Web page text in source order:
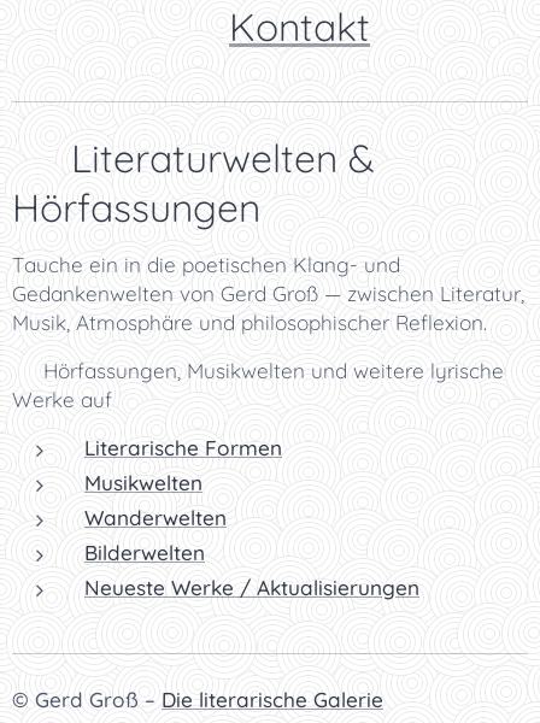
Kontakt
✨ Literaturwelten &
Hörfassungen
Tauche ein in die poetischen Klang- und
Gedankenwelten von Gerd Groß — zwischen Literatur,
Musik, Atmosphäre und philosophischer Reflexion.
👉 Hörfassungen, Musikwelten und weitere lyrische
Werke auf
Literarische Formen
Musikwelten
Wanderwelten
Bilderwelten
Neueste Werke / Aktualisierungen
© Gerd Groß – Die literarische Galerie